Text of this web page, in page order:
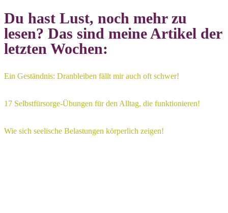
Du hast Lust, noch mehr zu
lesen? Das sind meine Artikel der
letzten Wochen:
Ein Geständnis: Dranbleiben fällt mir auch oft schwer!
17 Selbstfürsorge-Übungen für den Alltag, die funktionieren!
Wie sich seelische Belastungen körperlich zeigen!